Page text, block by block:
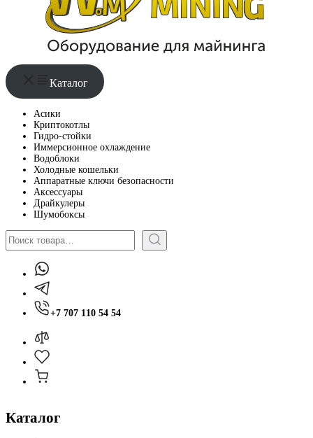
Каталог
Асики
Криптокотлы
Гидро-стойки
Иммерсионное охлаждение
Водоблоки
Холодные кошельки
Аппаратные ключи безопасности
Аксессуары
Драйкулеры
Шумобоксы
Поиск
+7 707 110 54 54
Каталог